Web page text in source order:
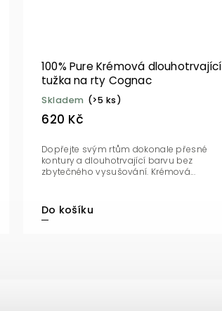
100% Pure Krémová dlouhotrvající
tužka na rty Cognac
Skladem (>5 ks)
620 Kč
Do košíku
Dopřejte svým rtům dokonale přesné
kontury a dlouhotrvající barvu bez
zbytečného vysušování. Krémová...